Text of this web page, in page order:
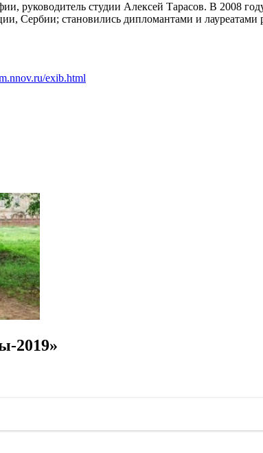
руководитель студии Алексей Тарасов. В 2008
Сербии; становились дипломантами и лауреатами
exib.html
2019»